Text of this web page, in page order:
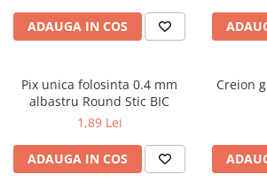
Accesorii geometrie și matematică
Rigle și Echere
Compasuri
Truse geometrie
Socotitori și bețisoare pentru
numărat
Ghiozdane și rucsacuri
ADAUGA IN COS
Pix unica folosinta 0.4 mm
albastru Round Stic BIC
1,89 Lei
ADAUGA IN COS
Creion